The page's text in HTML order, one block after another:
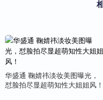
华盛通 鞠婧祎淡妆美图曝光，
怼脸拍尽显超萌知性大姐姐风！